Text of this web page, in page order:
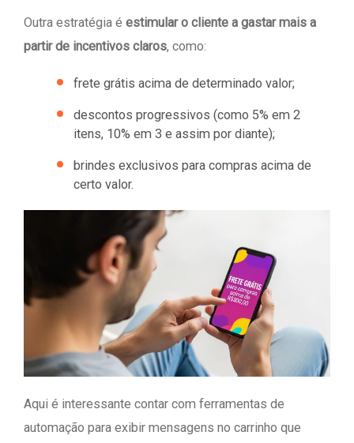
Outra estratégia é estimular o cliente a gastar mais a
partir de incentivos claros, como:
frete grátis acima de determinado valor;
descontos progressivos (como 5% em 2
itens, 10% em 3 e assim por diante);
brindes exclusivos para compras acima de
certo valor.
Aqui é interessante contar com ferramentas de
automação para exibir mensagens no carrinho que